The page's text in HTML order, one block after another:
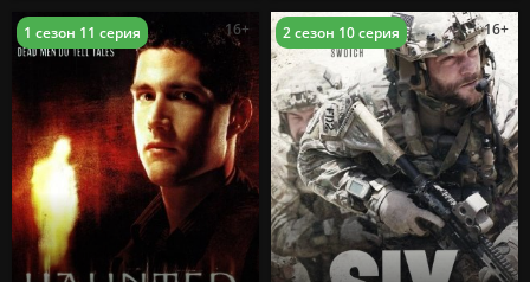
1 сезон 11 серия 16+ 2 сезон 10 серия 16+